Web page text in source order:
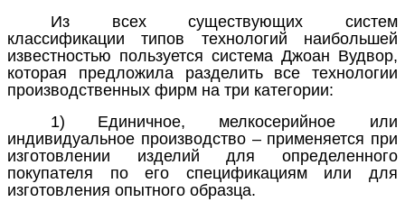
Из всех существующих систем
классификации типов технологий наибольшей
известностью пользуется система Джоан Вудвор,
которая предложила разделить все технологии
производственных фирм на три категории:
1)
Единичное, мелкосерийное или
индивидуальное производство– применяется при
изготовлении изделий для определенного
покупателя по его спецификациям или для
изготовления опытного образца.